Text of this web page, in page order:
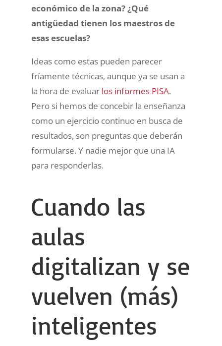
económico de la zona? ¿Qué
antigüedad tienen los maestros de
esas escuelas?
Ideas como estas pueden parecer
fríamente técnicas, aunque ya se usan a
la hora de evaluar los informes PISA.
Pero si hemos de concebir la enseñanza
como un ejercicio continuo en busca de
resultados, son preguntas que deberán
formularse. Y nadie mejor que una IA
para responderlas.
Cuando las
aulas
digitalizan y se
vuelven (más)
inteligentes